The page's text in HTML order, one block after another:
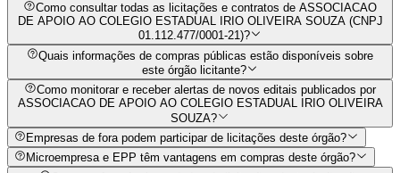
Como consultar todas as licitações e contratos de ASSOCIACAO
DE APOIO AO COLEGIO ESTADUAL IRIO OLIVEIRA SOUZA (CNPJ
01.112.477/0001-21)?
Quais informações de compras públicas estão disponíveis sobre
este órgão licitante?
Como monitorar e receber alertas de novos editais publicados por
ASSOCIACAO DE APOIO AO COLEGIO ESTADUAL IRIO OLIVEIRA
SOUZA?
Empresas de fora podem participar de licitações deste órgão?
Microempresa e EPP têm vantagens em compras deste órgão?